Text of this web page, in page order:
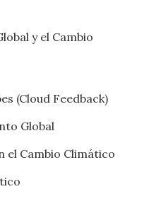
y el Cambio
(Cloud Feedback)
Global
el Cambio Climático